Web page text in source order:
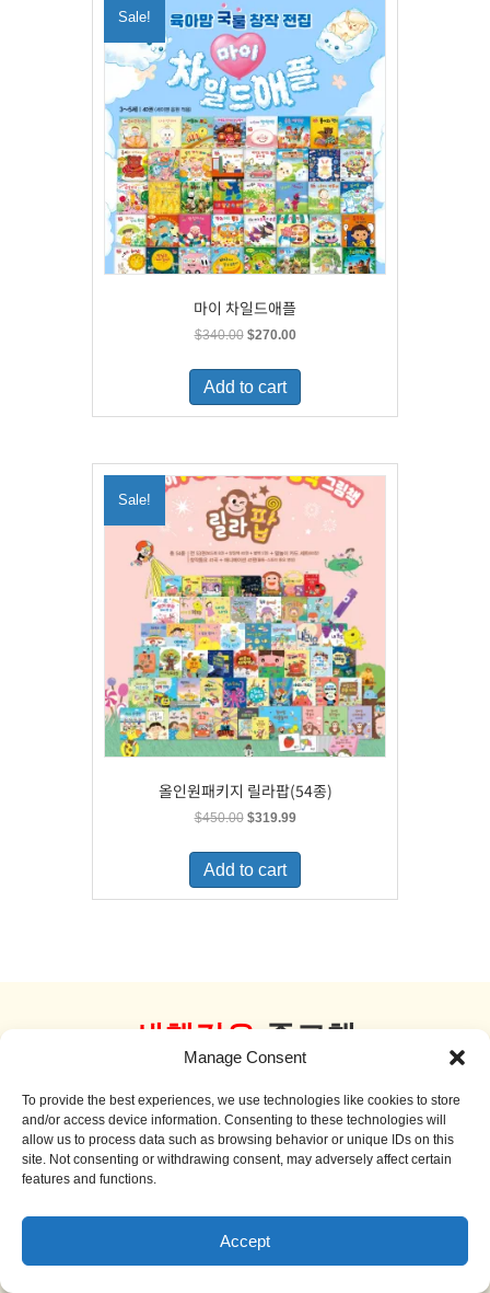
Manage Consent
To provide the best experiences, we use technologies like cookies to store
and/or access device information. Consenting to these technologies will
allow us to process data such as browsing behavior or unique IDs on this
site. Not consenting or withdrawing consent, may adversely affect certain
features and functions.
Accept
Sale!
마이 차일드애플
$340.00 Original
was:
$340.00.
$270.00Current
is:
Add to cart
Sale!
올인원패키지 릴라팝(54종)
$450.00 Original
was:
$450.00.
$319.99Current
is:
Add to cart
새책같은 중고책
더 보기
Sale!